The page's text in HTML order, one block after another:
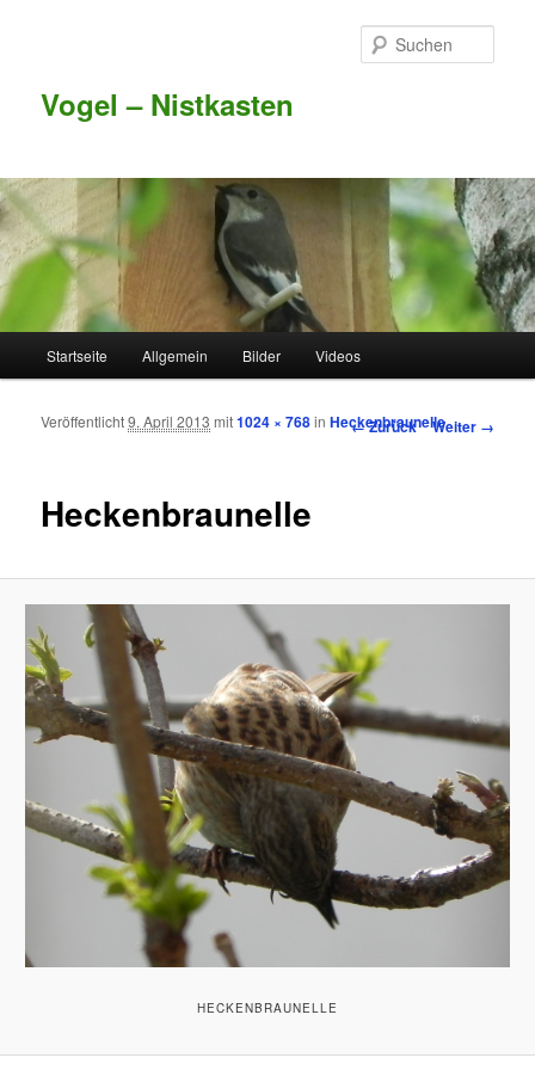
Vogel – Nistkasten
Zum Inhalt wechseln
Zum sekundären Inhalt wechseln
Startseite Allgemein Bilder Videos
Bilder-Navigation
← Zurück Weiter →
Heckenbraunelle
Veröffentlicht9. April 2013 mit1024 × 768inHeckenbraunelle
HECKENBRAUNELLE